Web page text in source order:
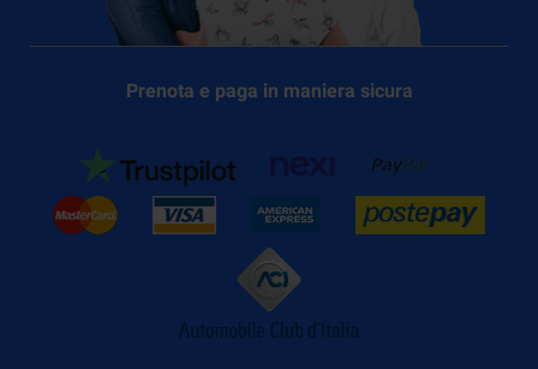
Prenota e paga in maniera sicura